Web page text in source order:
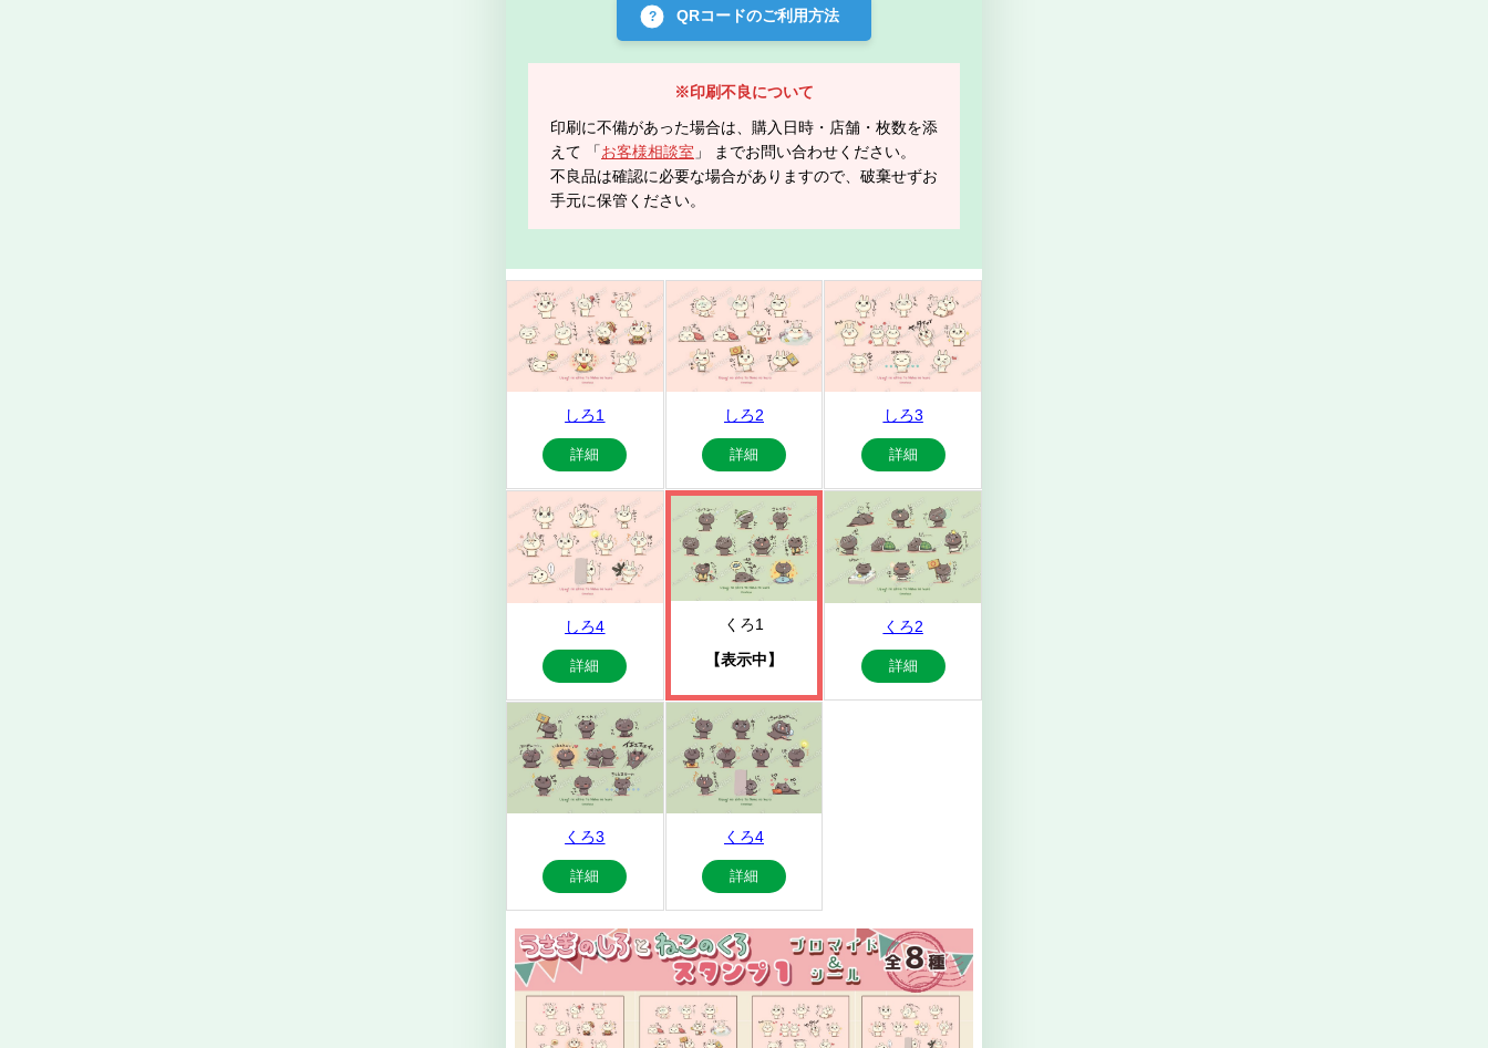
QRコードのご利用方法
※印刷不良について
印刷に不備があった場合は、購入日時・店舗・枚数を添
えて 「お客様相談室 」 までお問い合わせください。
不良品は確認に必要な場合がありますので、破棄せずお
手元に保管ください。
しろ1
詳細
しろ2
詳細
しろ3
詳細
しろ4
詳細
くろ1
【表示中】
くろ2
詳細
くろ3
詳細
くろ4
詳細